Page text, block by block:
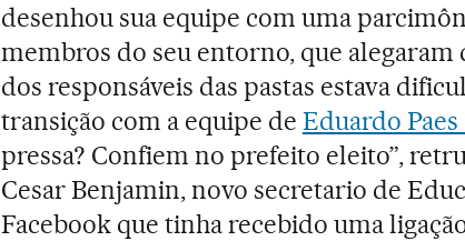
desenhou sua equipe com uma
membros do seu entorno, que alegaram
dos responsáveis das pastas estava
transição com a equipe de Eduardo Paes
pressa? Confiem no prefeito eleito”,
Cesar Benjamin, novo secretario de
Facebook que tinha recebido uma